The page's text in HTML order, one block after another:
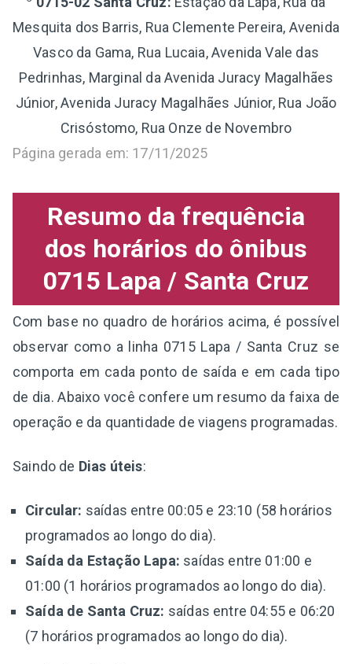
Mesquita dos Barris, Rua Clemente Pereira, Avenida
Vasco da Gama, Rua Lucaia, Avenida Vale das
Pedrinhas, Marginal da Avenida Juracy Magalhães
Júnior, Avenida Juracy Magalhães Júnior, Rua João
Crisóstomo, Rua Onze de Novembro
Página gerada em: 17/11/2025
Resumo da frequência
dos horários do ônibus
0715 Lapa / Santa Cruz
Com base no quadro de horários acima, é possível
observar como a linha 0715 Lapa / Santa Cruz se
comporta em cada ponto de saída e em cada tipo
de dia. Abaixo você confere um resumo da faixa de
operação e da quantidade de viagens programadas.
Saindo de Dias úteis:
Circular: saídas entre 00:05 e 23:10 (58 horários
programados ao longo do dia).
Saída da Estação Lapa: saídas entre 01:00 e
01:00 (1 horários programados ao longo do dia).
Saída de Santa Cruz: saídas entre 04:55 e 06:20
(7 horários programados ao longo do dia).